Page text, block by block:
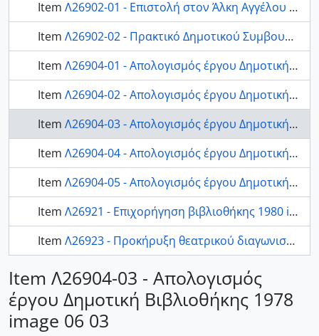
Item Λ26902-01 - Επιστολή στον Άλκη Αγγέλου i 01
Item Λ26902-02 - Πρακτικό Δημοτικού Συμβουλίου Κοζάνης 2.1980
Item Λ26904-01 - Απολογισμός έργου Δημοτική Βιβλιοθήκης 1978 image 06 01
Item Λ26904-02 - Απολογισμός έργου Δημοτική Βιβλιοθήκης 1978 image 06 02
Item Λ26904-03 - Απολογισμός έργου Δημοτική Βιβλιοθήκης 1978 image 06 03
Item Λ26904-04 - Απολογισμός έργου Δημοτική Βιβλιοθήκης 1978 image 06 04
Item Λ26904-05 - Απολογισμός έργου Δημοτική Βιβλιοθήκης 1978
Item Λ26921 - Επιχορήγηση βιβλιοθήκης 1980 image 07 01
Item Λ26923 - Προκήρυξη θεατρικού διαγωνισμού image 08 01
Item Λ26904-03 - Απολογισμός
έργου Δημοτική Βιβλιοθήκης 1978
image 06 03